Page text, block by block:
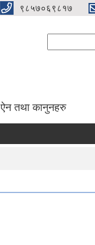
९८५७०६९८१७
ऐन तथा कानुनहरु